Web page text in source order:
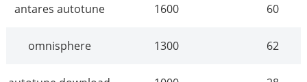
antares autotune 1600 60
omnisphere 1300 62